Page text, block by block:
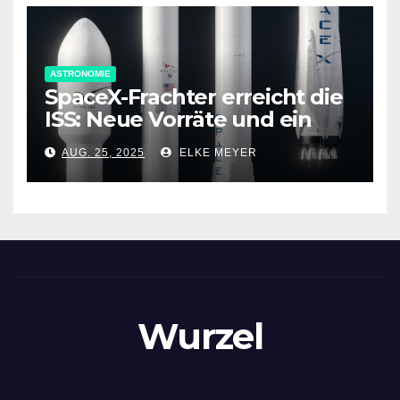
ASTRONOMIE
SpaceX-Frachter erreicht die
ISS: Neue Vorräte und ein
spezielles Antriebsmodul an
Bord
AUG. 25, 2025 ELKE MEYER
Wurzel